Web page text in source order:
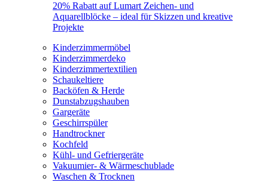
20% Rabatt auf Lumart Zeichen- und
Aquarellblöcke – ideal für Skizzen und kreative
Projekte
Kinderzimmermöbel
Kinderzimmerdeko
Kinderzimmertextilien
Schaukeltiere
Backöfen & Herde
Dunstabzugshauben
Gargeräte
Geschirrspüler
Handtrockner
Kochfeld
Kühl- und Gefriergeräte
Vakuumier- & Wärmeschublade
Waschen & Trocknen